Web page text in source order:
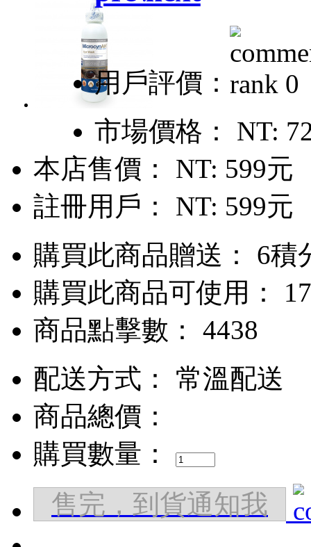
用戶評價：
市場價格： NT:
本店售價： NT: 599元
註冊用戶： NT: 599元
購買此商品贈送： 6積
購買此商品可使用：
商品點擊數： 4438
配送方式：
常溫配送
商品總價：
購買數量：
售完，到貨通知我